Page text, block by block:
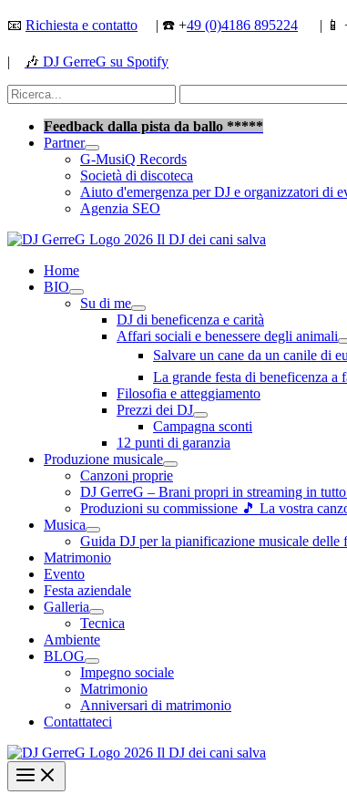
Vai
contenuto
📧 Richiesta e contatto | ☎️ +49 (0)4186 895224 | 📱
| 🎶 DJ GerreG su Spotify
Cerca:
Feedback dalla pista da ballo *****
Partner
G-MusiQ Records
Società di discoteca
Aiuto d'emergenza per DJ e organizzatori di
Agenzia SEO
Home
BIO
Su di me
DJ di beneficenza e carità
Affari sociali e benessere degli animali
Salvare un cane da un canile di
La grande festa di beneficenza a
Filosofia e atteggiamento
Prezzi dei DJ
Campagna sconti
12 punti di garanzia
Produzione musicale
Canzoni proprie
DJ GerreG – Brani propri in streaming in
Produzioni su commissione 🎵 La vostra
Musica
Guida DJ per la pianificazione musicale delle
Matrimonio
Evento
Festa aziendale
Galleria
Tecnica
Ambiente
BLOG
Impegno sociale
Matrimonio
Anniversari di matrimonio
Contattateci